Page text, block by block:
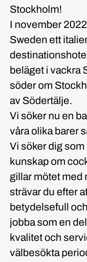
Stockholm!
I november
Sweden ett
beläget i vackra
söder om
av Södertälje.
Vi söker nu en
våra olika barer
Vi söker dig
kunskap om
gillar mötet med
strävar du efter
betydelsefull
jobba som en
kvalitet och
välbesökta